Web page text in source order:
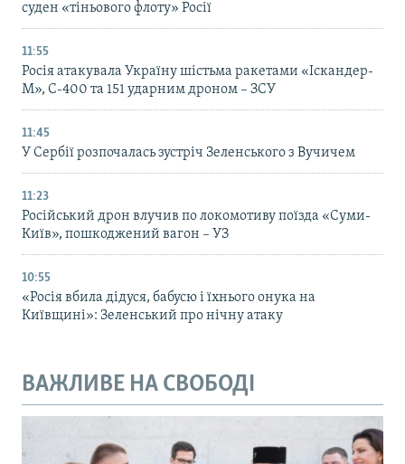
суден «тіньового флоту» Росії
11:55
Росія атакувала Україну шістьма ракетами «Іскандер-
М», С-400 та 151 ударним дроном – ЗСУ
11:45
У Сербії розпочалась зустріч Зеленського з Вучичем
11:23
Російський дрон влучив по локомотиву поїзда «Суми-
Київ», пошкоджений вагон – УЗ
10:55
«Росія вбила дідуся, бабусю і їхнього онука на
Київщині»: Зеленський про нічну атаку
ВАЖЛИВЕ НА СВОБОДІ